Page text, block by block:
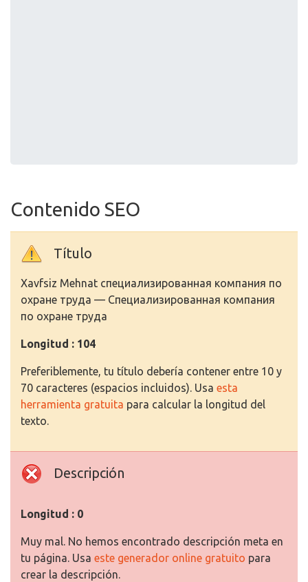
Contenido SEO
Título
Xavfsiz Mehnat специализированная компания по
охране труда — Специализированная компания
по охране труда
Longitud : 104
Preferiblemente, tu título debería contener entre 10 y
70 caracteres (espacios incluidos). Usa esta
herramienta gratuita para calcular la longitud del
texto.
Descripción
Longitud : 0
Muy mal. No hemos encontrado descripción meta en
tu página. Usa este generador online gratuito para
crear la descripción.